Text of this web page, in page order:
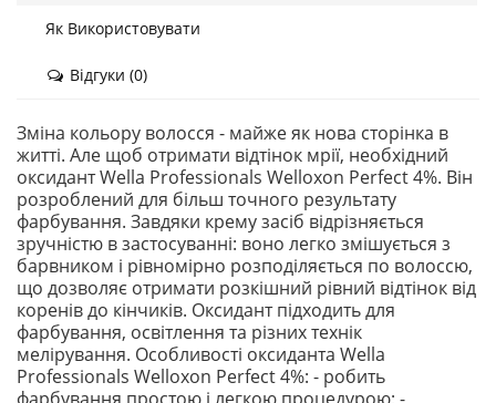
Як Використовувати
Відгуки (0)
Зміна кольору волосся - майже як нова сторінка в
житті. Але щоб отримати відтінок мрії, необхідний
оксидант Wella Professionals Welloxon Perfect 4%. Він
розроблений для більш точного результату
фарбування. Завдяки крему засіб відрізняється
зручністю в застосуванні: воно легко змішується з
барвником і рівномірно розподіляється по волоссю,
що дозволяє отримати розкішний рівний відтінок від
коренів до кінчиків. Оксидант підходить для
фарбування, освітлення та різних технік
мелірування. Особливості оксиданта Wella
Professionals Welloxon Perfect 4%: - робить